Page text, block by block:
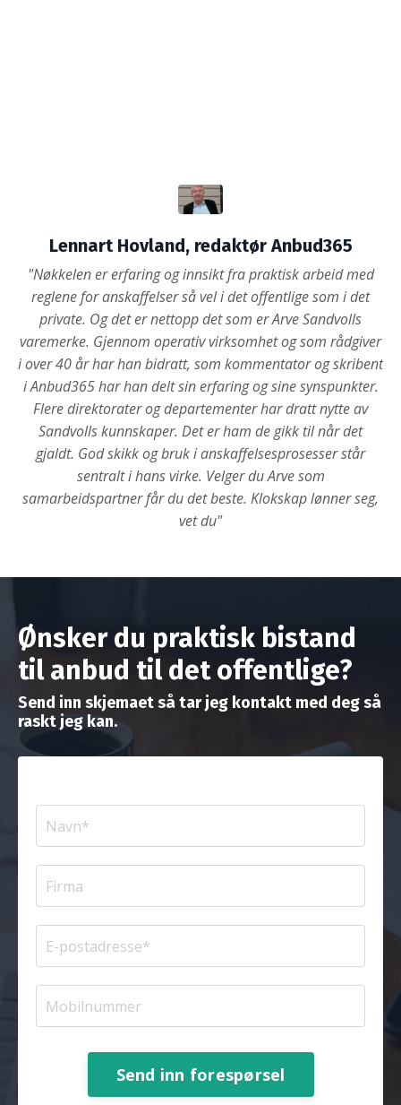
Lennart Hovland, redaktør Anbud365
"Nøkkelen er erfaring og innsikt fra praktisk arbeid med
reglene for anskaffelser så vel i det offentlige som i det
private. Og det er nettopp det som er Arve Sandvolls
varemerke. Gjennom operativ virksomhet og som rådgiver
i over 40 år har han bidratt, som kommentator og skribent
i Anbud365 har han delt sin erfaring og sine synspunkter.
Flere direktorater og departementer har dratt nytte av
Sandvolls kunnskaper. Det er ham de gikk til når det
gjaldt. God skikk og bruk i anskaffelsesprosesser står
sentralt i hans virke. Velger du Arve som
samarbeidspartner får du det beste. Klokskap lønner seg,
vet du"
Ønsker du praktisk bistand
til anbud til det offentlige?
Send inn skjemaet så tar jeg kontakt med deg så
raskt jeg kan.
Send inn forespørsel